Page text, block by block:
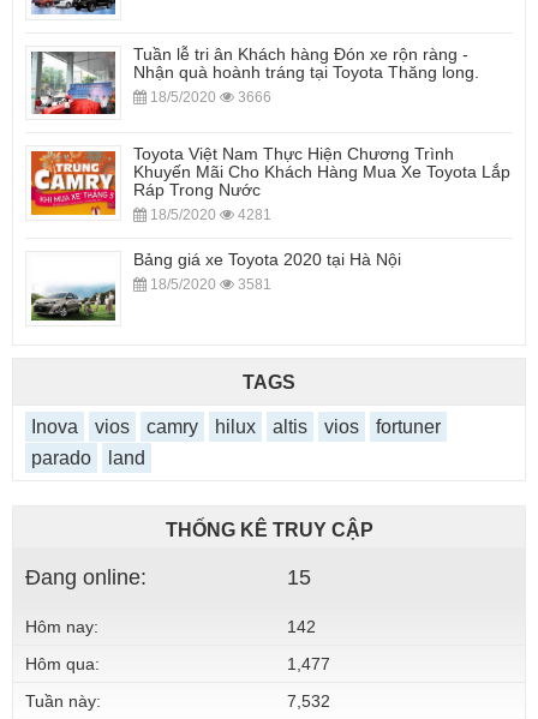
Tuần lễ tri ân Khách hàng Đón xe rộn ràng -
Nhận quà hoành tráng tại Toyota Thăng long.
18/5/2020 3666
Toyota Việt Nam Thực Hiện Chương Trình
Khuyến Mãi Cho Khách Hàng Mua Xe Toyota Lắp
Ráp Trong Nước
18/5/2020 4281
Bảng giá xe Toyota 2020 tại Hà Nội
18/5/2020 3581
TAGS
Inova vios camry hilux altis vios
fortuner
parado
land
THỐNG KÊ TRUY CẬP
Đang online: 15
Hôm nay:
142
Hôm qua:
1,477
Tuần này:
7,532